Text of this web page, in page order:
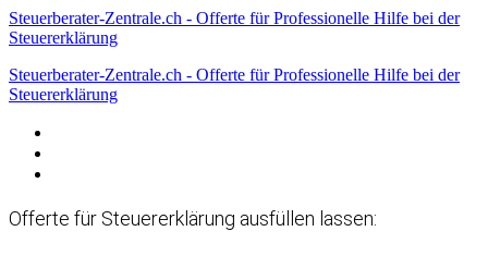
Steuerberater-Zentrale.ch - Offerte für Professionelle Hilfe bei der
Steuererklärung
Steuerberater-Zentrale.ch - Offerte für Professionelle Hilfe bei der
Steuererklärung
Offerte für Steuererklärung ausfüllen lassen: